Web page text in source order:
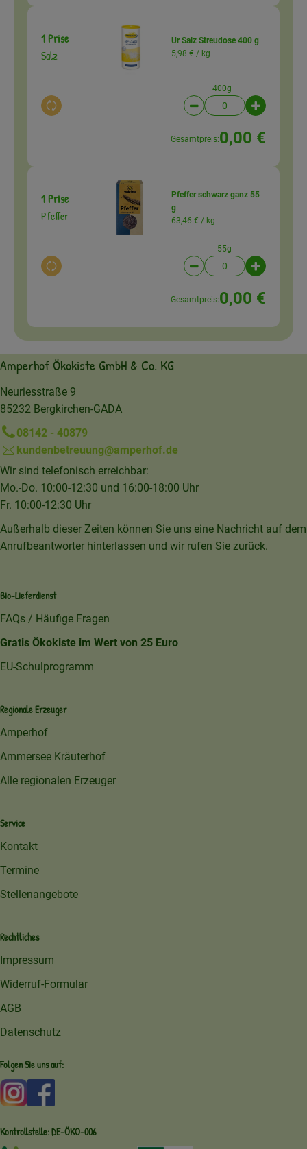
1 Prise
Salz
Auswahl ändern
Ur Salz Streudose 400 g
5,98 € / kg
400g
Artikelanzahl
Gesamtpreis:0,00 €
1 Prise
Pfeffer
Auswahl ändern
Pfeffer schwarz ganz 55
g
63,46 € / kg
55g
Artikelanzahl
Gesamtpreis:0,00 €
Amperhof Ökokiste GmbH & Co. KG
Neuriesstraße 9
85232 Bergkirchen-GADA
08142 - 40879
kundenbetreuung@amperhof.de
Wir sind telefonisch erreichbar:
Mo.-Do. 10:00-12:30 und 16:00-18:00 Uhr
Fr. 10:00-12:30 Uhr
Außerhalb dieser Zeiten können Sie uns eine Nachricht auf dem
Anrufbeantworter hinterlassen und wir rufen Sie zurück.
Bio-Lieferdienst
FAQs / Häufige Fragen
Gratis Ökokiste im Wert von 25 Euro
EU-Schulprogramm
Regionale Erzeuger
Amperhof
Ammersee Kräuterhof
Alle regionalen Erzeuger
Service
Kontakt
Termine
Stellenangebote
Rechtliches
Impressum
Widerruf-Formular
AGB
Datenschutz
Folgen Sie uns auf:
Externer Link zu https://www.instagram.com/
Kontrollstelle: DE-ÖKO-006